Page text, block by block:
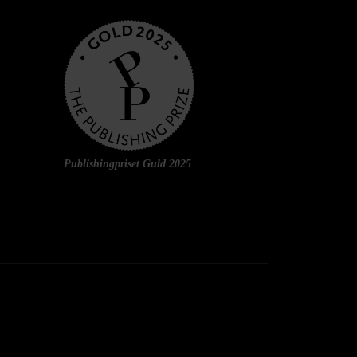
Publishingpriset Guld 2025